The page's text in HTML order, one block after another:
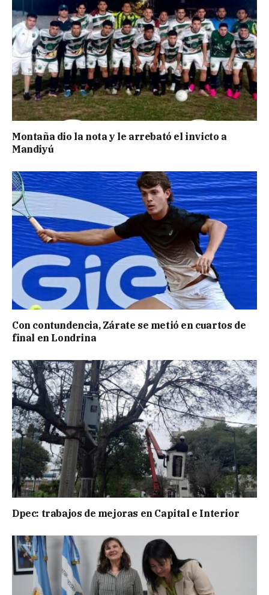
Montaña dio la nota y le arrebató el invicto a
Mandiyú
Con contundencia, Zárate se metió en cuartos de
final en Londrina
Dpec: trabajos de mejoras en Capital e Interior